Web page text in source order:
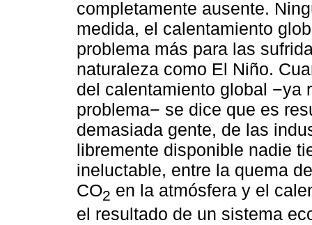
completamente ausente.
medida, el calentamiento
problema más para las
naturaleza como El Niño.
del calentamiento global −ya
problema− se dice que es
demasiada gente, de las
libremente disponible nadie
ineluctable, entre la quema
CO2 en la atmósfera y el
el resultado de un sistema